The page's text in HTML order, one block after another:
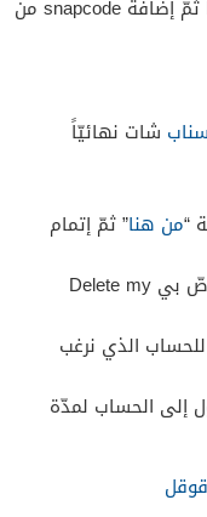
التقاط الصورة التي نرغب بالتقاطها ثمّ إضافة snapcode من
شات نهائيّاً
“من هنا” ثمّ إتمام
الضّغط على خيار حذف الحساب الخاصّ بي Delete my
الذي نرغب
إلى الحساب لمدّة